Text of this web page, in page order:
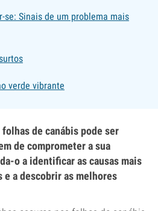
se: Sinais de um problema mais
verde vibrante
de canábis pode ser
de comprometer a sua
o a identificar as causas mais
e a descobrir as melhores